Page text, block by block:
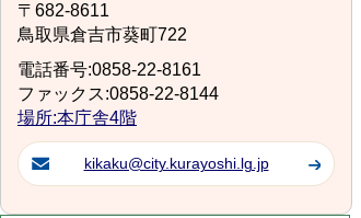
〒682-8611
鳥取県倉吉市葵町722
電話番号:0858-22-8161
ファックス:0858-22-8144
場所:本庁舎4階
kikaku@city.kurayoshi.lg.jp